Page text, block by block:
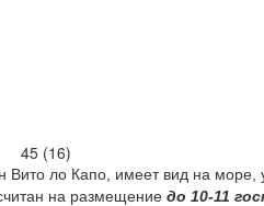
Вито ло Капо, имеет вид на море,
на размещение до 10-11